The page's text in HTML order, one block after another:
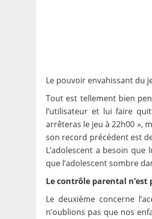
Le pouvoir envahissant du
Tout est tellement bien
l’utilisateur et lui faire
arrêteras le jeu à 22h00 »,
son record précédent est
L’adolescent a besoin
que l’adolescent sombre
Le contrôle parental
Le deuxième concerne
n’oublions pas que nos